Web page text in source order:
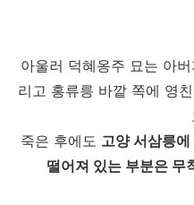
아울러 덕혜옹주 묘는 아
리고 홍류릉 바깥 쪽에 영
죽은 후에도 고양 서삼릉
떨어져 있는 부분은 무